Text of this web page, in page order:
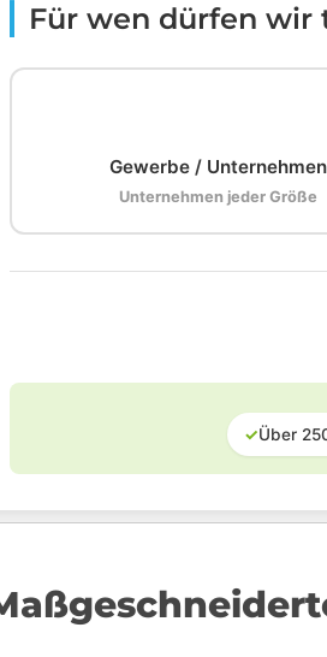
Für wen dürfen wir
Gewerbe / Unternehmen
Unternehmen jeder Größe
✓Über